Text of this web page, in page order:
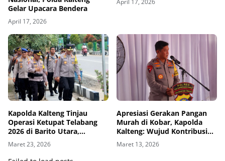
Gelar Upacara Bendera
April 17, 2026
April 17, 2026
Kapolda Kalteng Tinjau
Operasi Ketupat Telabang
2026 di Barito Utara,
Apresiasi Kesiapan Polres
Maret 23, 2026
Apresiasi Gerakan Pangan
Murah di Kobar, Kapolda
Kalteng: Wujud Kontribusi
Nyata dalam Mendukung
Kesejahteraan Masyarakat
Maret 13, 2026